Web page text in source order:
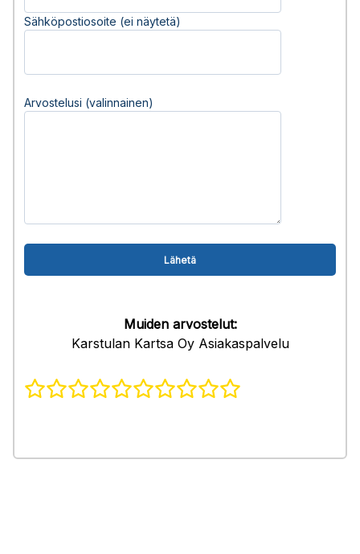
Sähköpostiosoite (ei näytetä)
Arvostelusi (valinnainen)
Muiden arvostelut:
Karstulan Kartsa Oy Asiakaspalvelu